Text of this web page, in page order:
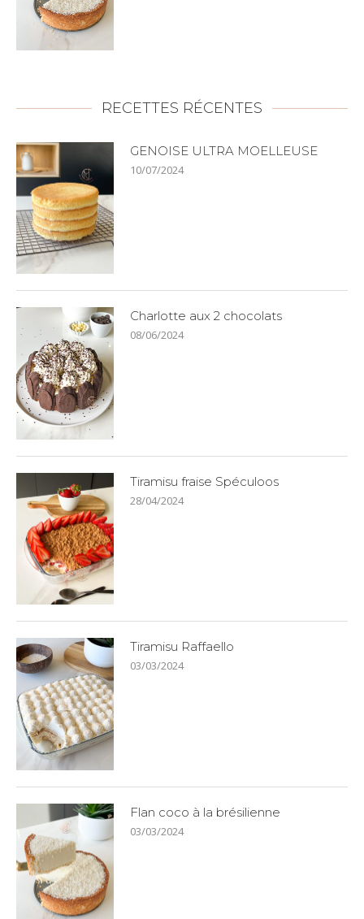
RECETTES RÉCENTES
GENOISE ULTRA MOELLEUSE
10/07/2024
Charlotte aux 2 chocolats
08/06/2024
Tiramisu fraise Spéculoos
28/04/2024
Tiramisu Raffaello
03/03/2024
Flan coco à la brésilienne
03/03/2024